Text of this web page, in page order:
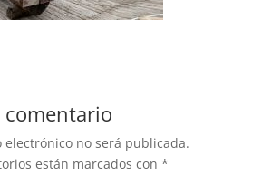
comentario
no será publicada.
están marcados con*